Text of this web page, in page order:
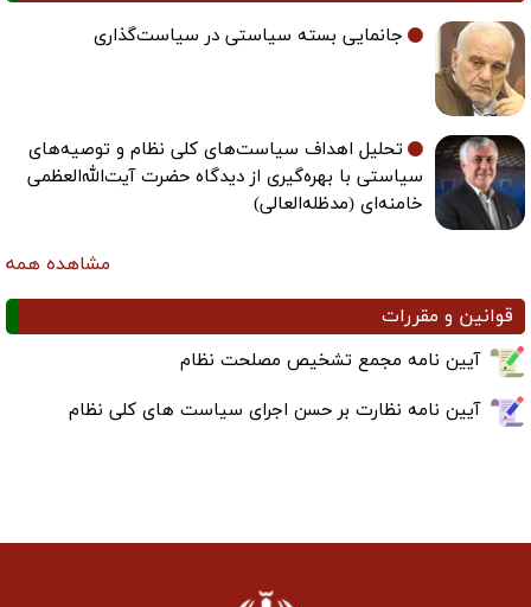
جانمایی بسته سیاستی در سیاست‌گذاری
تحلیل اهداف سیاست‌های کلی نظام و توصیه‌های
سیاستی با بهره‌گیری از دیدگاه حضرت آیت‌الله‌العظمی
خامنه‌ای (مدظله‌العالی)
مشاهده همه
قوانین و مقررات
آیین نامه مجمع تشخیص مصلحت نظام
آیین نامه نظارت بر حسن اجرای سیاست های کلی نظام